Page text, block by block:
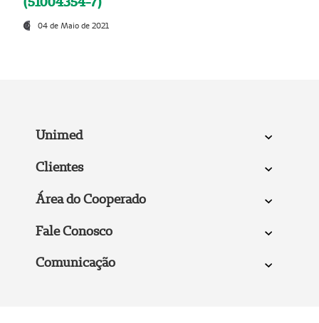
04 de Maio de 2021
Unimed
Clientes
Área do Cooperado
Fale Conosco
Comunicação